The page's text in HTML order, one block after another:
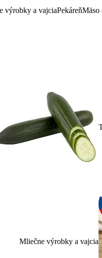
výrobky a vajciaPekáreňMäso
Mliečne výrobky a vajcia